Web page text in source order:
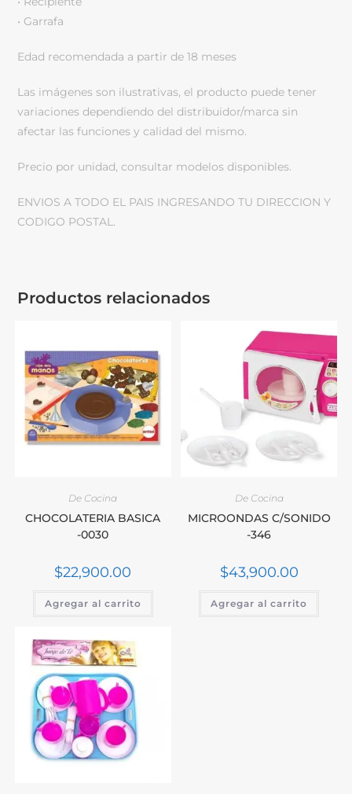
• Garrafa
Edad recomendada a partir de 18 meses
Las imágenes son ilustrativas, el producto puede tener
variaciones dependiendo del distribuidor/marca sin
afectar las funciones y calidad del mismo.
Precio por unidad, consultar modelos disponibles.
ENVIOS A TODO EL PAIS INGRESANDO TU DIRECCION Y
CODIGO POSTAL.
Productos relacionados
De Cocina
CHOCOLATERIA BASICA
-0030
$22,900.00
Agregar al carrito
De Cocina
MICROONDAS C/SONIDO
-346
$43,900.00
Agregar al carrito